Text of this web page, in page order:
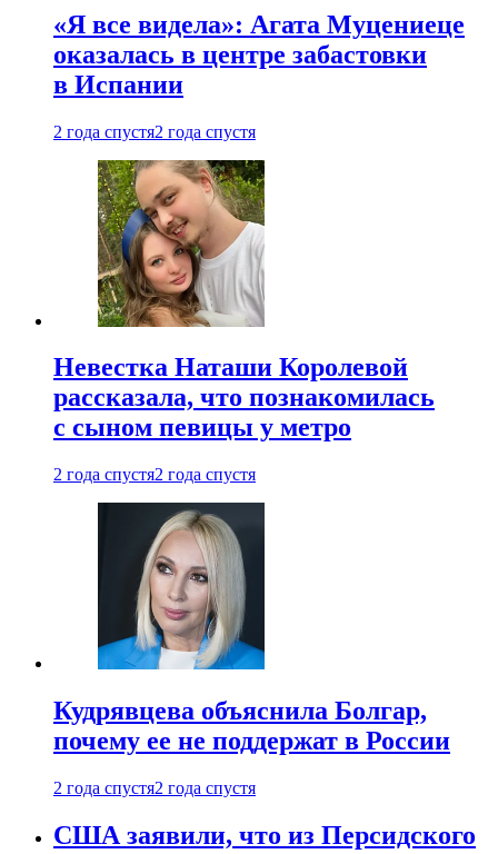
«Я все видела»: Агата Муцениеце
оказалась в центре забастовки
в Испании
2 года спустя2 года спустя
Невестка Наташи Королевой
рассказала, что познакомилась
с сыном певицы у метро
2 года спустя2 года спустя
Кудрявцева объяснила Болгар,
почему ее не поддержат в России
2 года спустя2 года спустя
США заявили, что из Персидского